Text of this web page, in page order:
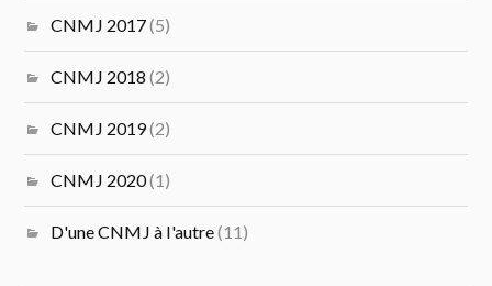
CNMJ 2017(5)
CNMJ 2018 (2)
CNMJ 2019(2)
CNMJ 2020(1)
D'une CNMJ à l'autre(11)